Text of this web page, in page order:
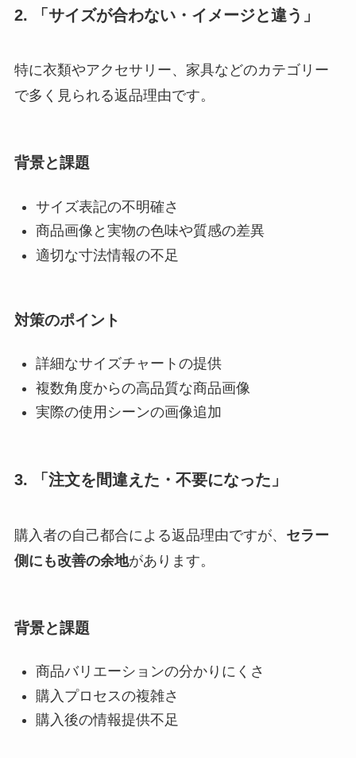
2. 「サイズが合わない・イメージと違う」
特に衣類やアクセサリー、家具などのカテゴリー
で多く見られる返品理由です。
背景と課題
サイズ表記の不明確さ
商品画像と実物の色味や質感の差異
適切な寸法情報の不足
対策のポイント
詳細なサイズチャートの提供
複数角度からの高品質な商品画像
実際の使用シーンの画像追加
3. 「注文を間違えた・不要になった」
購入者の自己都合による返品理由ですが、 セラー
側にも改善の余地があります。
背景と課題
商品バリエーションの分かりにくさ
購入プロセスの複雑さ
購入後の情報提供不足